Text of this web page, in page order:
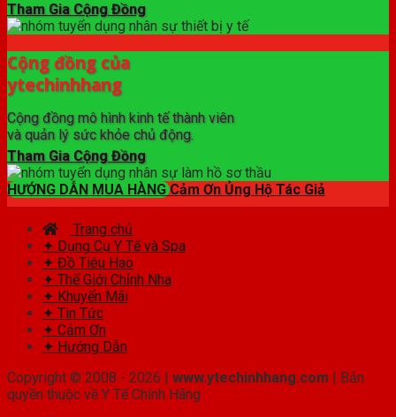
Tham Gia Cộng Đồng
Cộng đồng của
ytechinhhang
Cộng đồng mô hình kinh tế thành viên
và quản lý sức khỏe chủ động.
Tham Gia Cộng Đồng
HƯỚNG DẪN MUA HÀNG Cảm Ơn Ủng Hộ Tác Giả
Trang chủ
✦ Dụng Cụ Y Tế và Spa
✦ Đồ Tiêu Hao
✦ Thế Giới Chỉnh Nha
✦ Khuyến Mãi
✦ Tin Tức
✦ Cảm Ơn
✦ Hướng Dẫn
Copyright © 2008 - 2026 | www.ytechinhhang.com | Bản
quyền thuộc về Y Tế Chính Hãng